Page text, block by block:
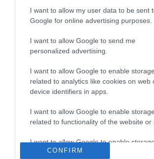
I want to allow my user data to be sent
Google for online advertising purposes.
I want to allow Google to send me
personalized advertising.
I want to allow Google to enable storage
related to analytics like cookies on web
device identifiers in apps.
I want to allow Google to enable storage
related to functionality of the website or
I want to allow Google to enable storage
related to personalization.
CONFIRM
ΑΑΔΕ: Διευκρινίσεις
για τα πρόστιμα σε
παραβάσεις που
31.07.2026
Τεχνητή Νοημοσύνη
δεν είναι απλώς μια
νέα τεχνολογία, είναι
επανάσταση»
31.07.2026
Νέος οδηγός του ΕΚΤ
για τη χρηματοδότηση
των ελληνικών
επιχειρήσεων στον
χώρο της άμυνας